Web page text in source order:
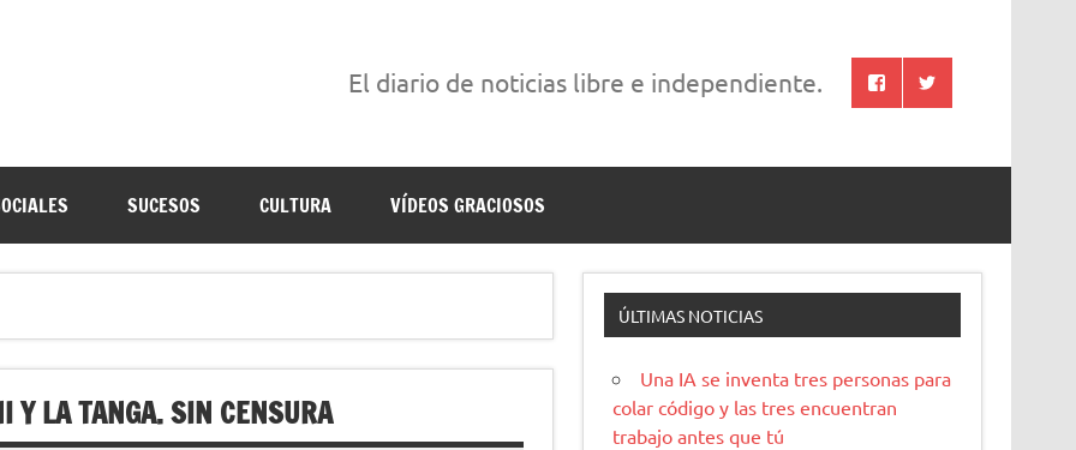
El diario de noticias libre e independiente.
SUCESOS CULTURA VÍDEOS GRACIOSOS
Y LA TANGA. SIN CENSURA
ÚLTIMAS NOTICIAS
Una IA se inventa tres personas para
colar código y las tres encuentran
trabajo antes que tú